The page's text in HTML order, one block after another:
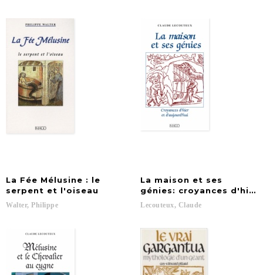
La Fée Mélusine : le
serpent et l'oiseau
Walter, Philippe
La maison et ses
génies: croyances
Lecouteux, Claude